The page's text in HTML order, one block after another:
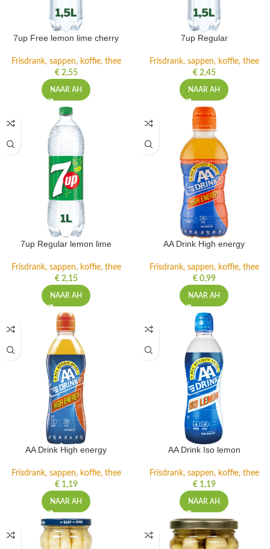
7up Free lemon lime cherry
Frisdrank, sappen, koffie, thee
€2,55
NAAR AH
7up Regular
Frisdrank, sappen, koffie, thee
€2,45
NAAR AH
7up Regular lemon lime
Frisdrank, sappen, koffie, thee
€2,15
NAAR AH
AA Drink High energy
Frisdrank, sappen, koffie, thee
€0,99
NAAR AH
AA Drink High energy
Frisdrank, sappen, koffie, thee
€1,19
NAAR AH
AA Drink Iso lemon
Frisdrank, sappen, koffie, thee
€1,19
NAAR AH